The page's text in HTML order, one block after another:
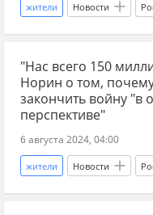
жители Новости
Ростислав Ищенко
мигранты мирные
гражданство детали
"Нас всего 150
Норин о том,
закончить войну "в
перспективе"
6 августа 2024, 04:00
жители Новости
Евгений Норин бойцы